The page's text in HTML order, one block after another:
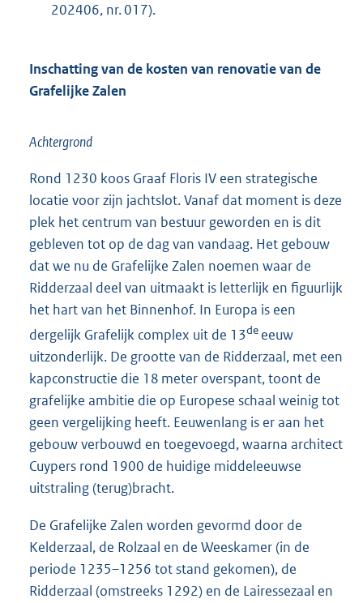
202406, nr. 017).
Inschatting van de kosten van renovatie van de
Grafelijke Zalen
Achtergrond
Rond 1230 koos Graaf Floris IV een strategische
locatie voor zijn jachtslot. Vanaf dat moment is deze
plek het centrum van bestuur geworden en is dit
gebleven tot op de dag van vandaag. Het gebouw
dat we nu de Grafelijke Zalen noemen waar de
Ridderzaal deel van uitmaakt is letterlijk en figuurlijk
het hart van het Binnenhof. In Europa is een
dergelijk Grafelijk complex uit de 13de eeuw
uitzonderlijk. De grootte van de Ridderzaal, met een
kapconstructie die 18 meter overspant, toont de
grafelijke ambitie die op Europese schaal weinig tot
geen vergelijking heeft. Eeuwenlang is er aan het
gebouw verbouwd en toegevoegd, waarna architect
Cuypers rond 1900 de huidige middeleeuwse
uitstraling (terug)bracht.
De Grafelijke Zalen worden gevormd door de
Kelderzaal, de Rolzaal en de Weeskamer (in de
periode 1235–1256 tot stand gekomen), de
Ridderzaal (omstreeks 1292) en de Lairessezaal en